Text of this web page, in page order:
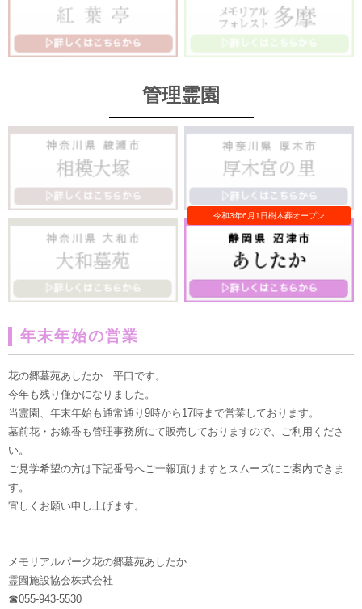
管理霊園
年末年始の営業
花の郷墓苑あしたか 平口です。
今年も残り僅かになりました。
当霊園、年末年始も通常通り9時から17時まで営業しております。
墓前花・お線香も管理事務所にて販売しておりますので、ご利用くださ
い。
ご見学希望の方は下記番号へご一報頂けますとスムーズにご案内できま
す。
宜しくお願い申し上げます。
メモリアルパーク花の郷墓苑あしたか
霊園施設協会株式会社
☎055-943-5530